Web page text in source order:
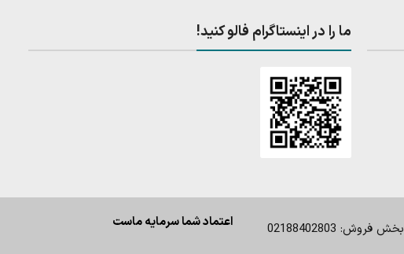
ما را در اینستاگرام فالو کنید!
بخش فروش: 02188402803 اعتماد شما سرمایه ماست